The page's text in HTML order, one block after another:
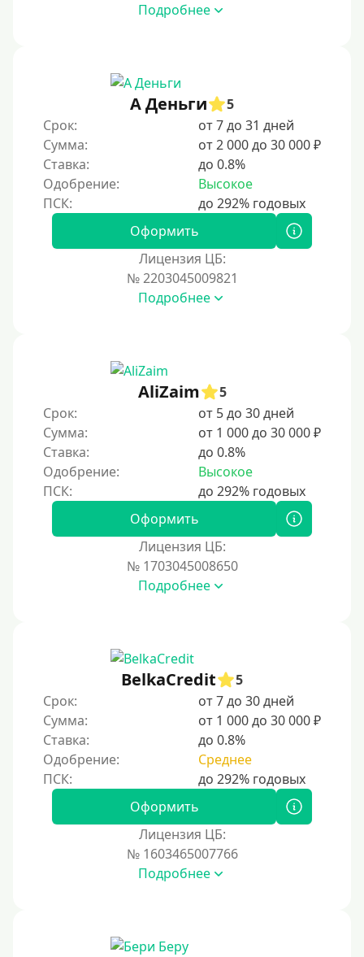
5 лет
Краткосрочные
Долгосрочные
Принятие решения
За час
Срочные
Моментальные онлайн
Экспресс
В день обращения
С 21 года
С 22 лет
С 23 лет
С 25 лет
Категории заемщиков
Несовершеннолетним
Подробнее
А Деньги
5
Срок:
от 7 до 31 дней
Сумма:
от 2 000 до 30 000 ₽
Ставка:
до 0.8%
Одобрение:
Высокое
Оформить
Лицензия ЦБ:
№ 2203045009821
Подробнее
AliZaim
5
Срок:
от 5 до 30 дней
Сумма:
от 1 000 до 30 000 ₽
Ставка:
до 0.8%
Одобрение:
Высокое
Оформить
Лицензия ЦБ:
№ 1703045008650
Подробнее
BelkaCredit
5
Срок:
от 7 до 30 дней
Сумма:
от 1 000 до 30 000 ₽
Ставка:
до 0.8%
Одобрение:
Среднее
Оформить
Лицензия ЦБ:
№ 1603465007766
Подробнее